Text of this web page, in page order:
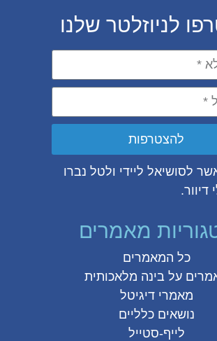
לניוזלטר שלנו
לסושיאל ליידי ולטל נברו
להצטרפות
מאמרים
כל המאמרים
עלבינה מלאכותית
מאמרי דיגיטל
נושאים כלליים
לייף-סטייל